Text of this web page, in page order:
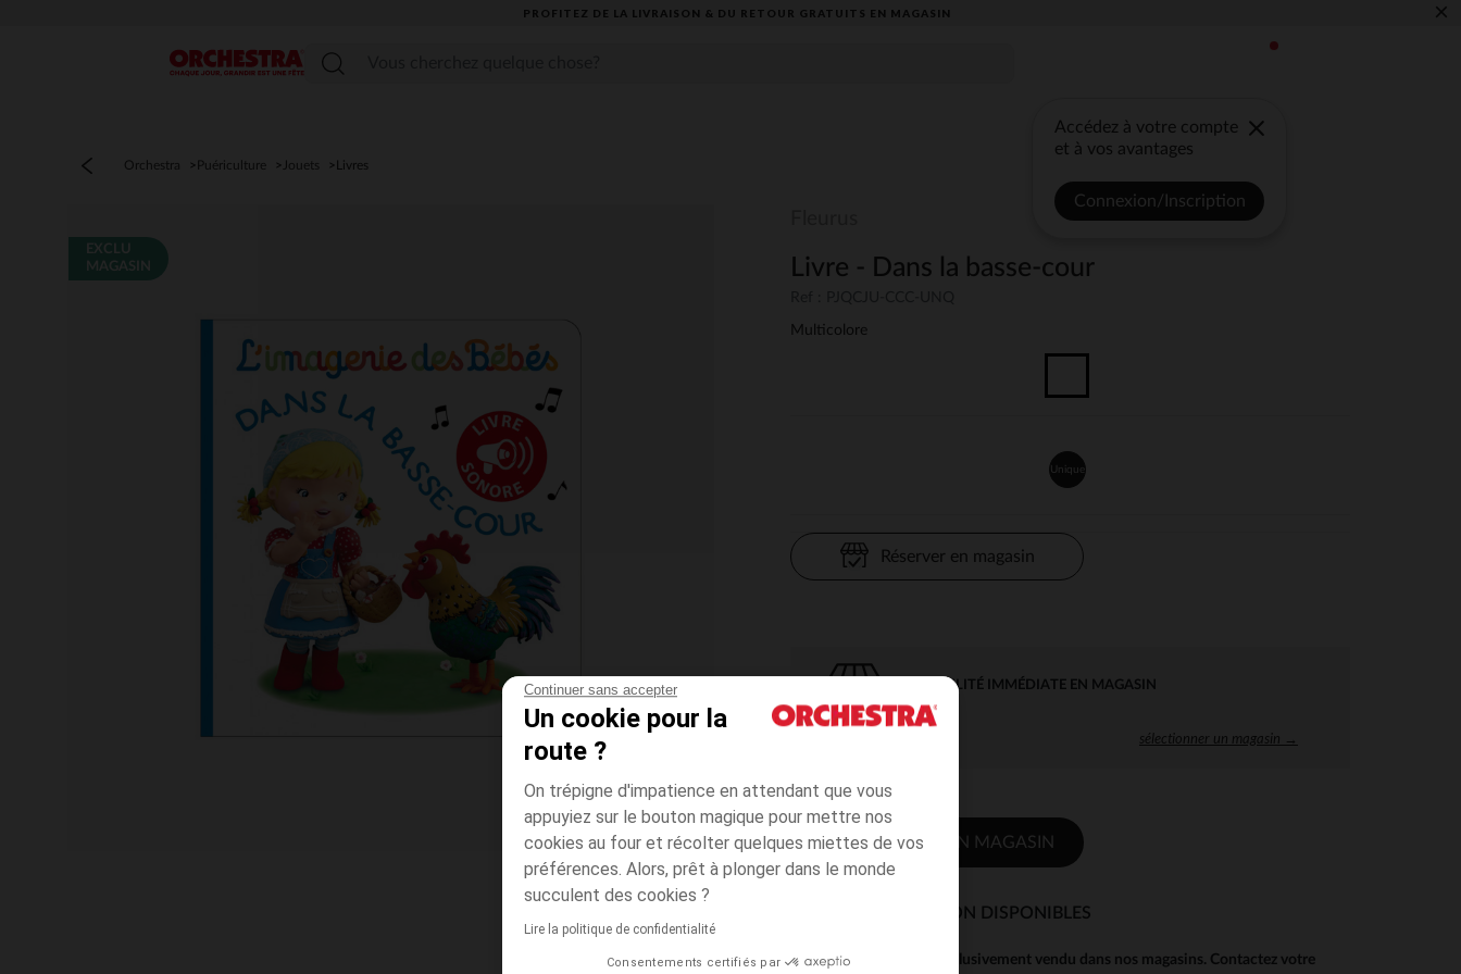
Continuer sans accepter
Un cookie pour la
route ?
On trépigne d'impatience en attendant que vous
appuyiez sur le bouton magique pour mettre nos
cookies au four et récolter quelques miettes de vos
préférences. Alors, prêt à plonger dans le monde
succulent des cookies ?
Lire la politique de confidentialité
Consentements certifiés par
PROFITEZ DE LA LIVRAISON & DU RETOUR GRATUITS EN MAGASIN​ ×
Menu
Accédez à votre compte
et à vos avantages
Connexion/Inscription
Orchestra Puériculture Jouets Livres
EXCLU
MAGASIN
Livre - Dans la basse-cour
Multicolore
Unique
Réserver en magasin
DISPONIBILITÉ IMMÉDIATE EN MAGASIN
sélectionner un magasin →
CONTACTER MON MAGASIN
MODES DE LIVRAISON DISPONIBLES
Ce produit est exclusivement vendu dans nos magasins. Contactez votre